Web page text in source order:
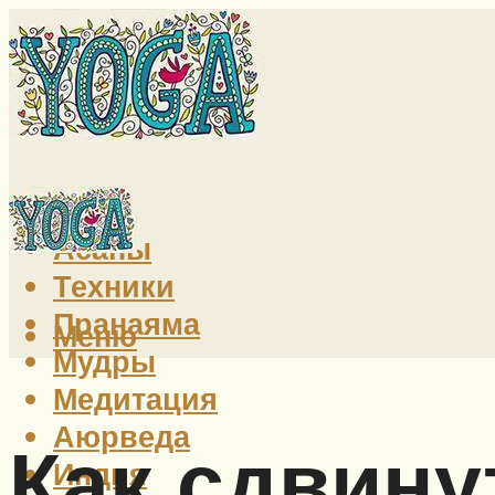
Йога
Асаны
Техники
Пранаяма
Мудры
Медитация
Аюрведа
Индия
Меню